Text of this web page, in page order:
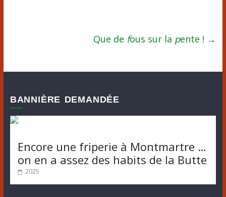
Que de fous sur la pente ! →
BANNIÈRE DEMANDÉE
Encore une friperie à Montmartre …
on en a assez des habits de la Butte
2025